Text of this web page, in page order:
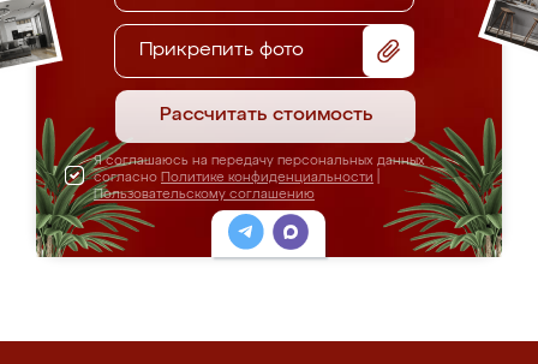
Прикрепить фото
Рассчитать стоимость
Я соглашаюсь на передачу персональных данных
согласно Политике конфиденциальности
Пользовательскому соглашению